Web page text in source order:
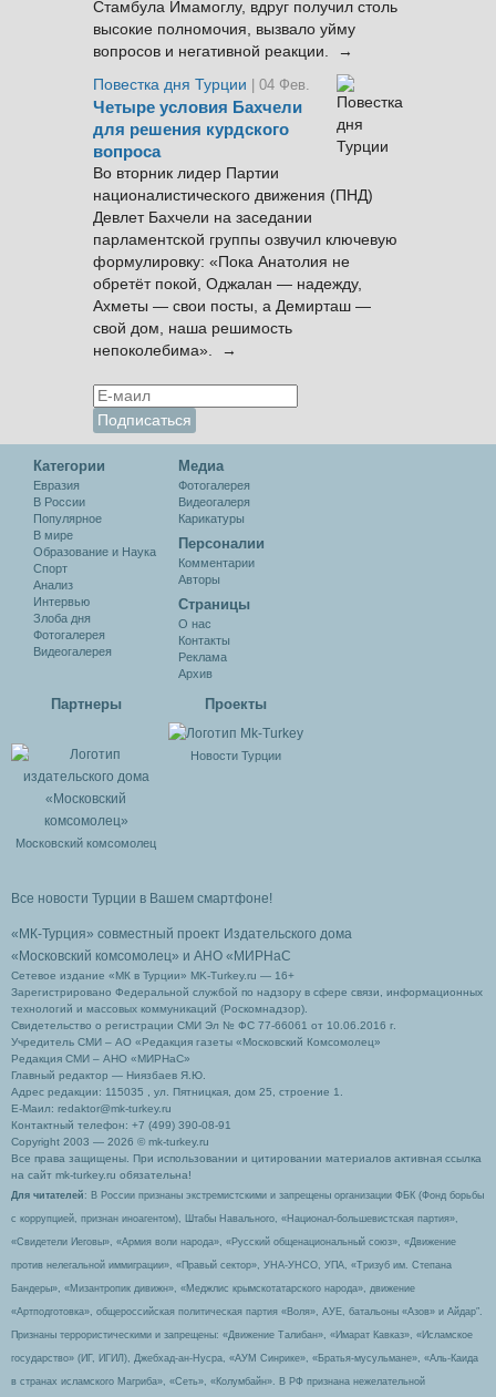
Стамбула Имамоглу, вдруг получил столь
высокие полномочия, вызвало уйму
вопросов и негативной реакции. →
Повестка дня Турции
| 04 Фев.
Четыре условия Бахчели
для решения курдского
вопроса
Во вторник лидер Партии
националистического движения (ПНД)
Девлет Бахчели на заседании
парламентской группы озвучил ключевую
формулировку: «Пока Анатолия не
обретёт покой, Оджалан — надежду,
Ахметы — свои посты, а Демирташ —
свой дом, наша решимость
непоколебима». →
Категории
Евразия
В России
Популярное
В мире
Образование и Наука
Спорт
Анализ
Интервью
Злоба дня
Фотогалерея
Видеогалерея
Медиа
Фотогалерея
Видеогалеря
Карикатуры
Персоналии
Комментарии
Авторы
Cтраницы
О нас
Контакты
Реклама
Архив
Партнеры
Московский комсомолец
Проекты
Новости Турции
Все новости Турции в Вашем смартфоне!
«МК-Турция» совместный проект Издательского дома
«Московский комсомолец» и АНО «МИРНаС
Сетевое издание «МК в Турции» MK-Turkey.ru — 16+
Зарегистрировано Федеральной службой по надзору в сфере связи, информационных
технологий и массовых коммуникаций (Роскомнадзор).
Свидетельство о регистрации СМИ Эл № ФС 77-66061 от 10.06.2016 г.
Учредитель СМИ – АО «Редакция газеты «Московский Комсомолец»
Редакция СМИ – АНО «МИРНаС»
Главный редактор — Ниязбаев Я.Ю.
Адрес редакции: 115035 , ул. Пятницкая, дом 25, строение 1.
Е-Маил: redaktor@mk-turkey.ru
Контактный телефон: +7 (499) 390-08-91
Copyright 2003 — 2026 © mk-turkey.ru
Все права защищены. При использовании и цитировании материалов активная ссылка
на сайт mk-turkey.ru обязательна!
Для читателей : В России признаны экстремистскими и запрещены организации ФБК (Фонд борьбы
с коррупцией, признан иноагентом), Штабы Навального, «Национал-большевистская партия»,
«Свидетели Иеговы», «Армия воли народа», «Русский общенациональный союз», «Движение
против нелегальной иммиграции», «Правый сектор», УНА-УНСО, УПА, «Тризуб им. Степана
Бандеры», «Мизантропик дивижн», «Меджлис крымскотатарского народа», движение
«Артподготовка», общероссийская политическая партия «Воля», АУЕ, батальоны «Азов» и Айдар″.
Признаны террористическими и запрещены: «Движение Талибан», «Имарат Кавказ», «Исламское
государство» (ИГ, ИГИЛ), Джебхад-ан-Нусра, «АУМ Синрике», «Братья-мусульмане», «Аль-Каида
в странах исламского Магриба», «Сеть», «Колумбайн». В РФ признана нежелательной